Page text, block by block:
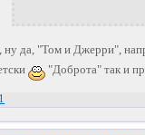
ну да, "Том и Джерри",
"Доброта" так и